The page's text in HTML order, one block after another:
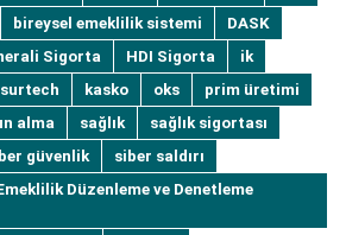
bireysel emeklilik sistemi
DASK
Sigorta HDI Sigorta
ik
kasko oks
prim üretimi
alma sağlık
sağlık sigortası
güvenlik
siber saldırı
Düzenleme ve Denetleme